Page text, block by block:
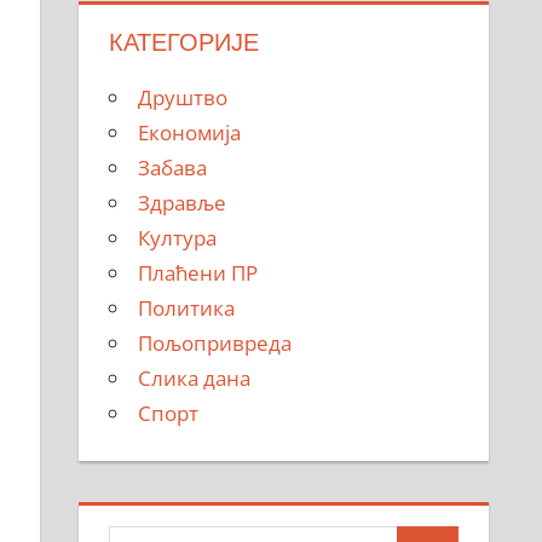
КАТЕГОРИЈЕ
Друштво
Економија
Забава
Здравље
Култура
Плаћени ПР
Политика
Пољопривреда
Слика дана
Спорт